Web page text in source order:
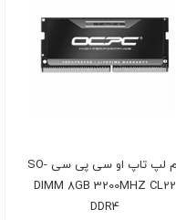
رم لپ تاپ او سی پی سی SO-
DIMM 8GB 3200MHZ CL22
DDR4